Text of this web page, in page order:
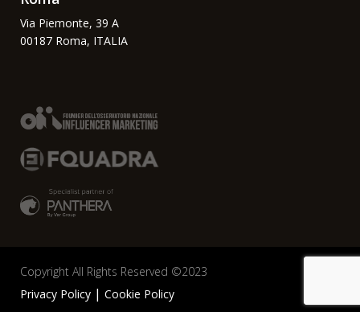
Via Piemonte, 39 A
00187 Roma, ITALIA
Copyright All Rights Reserved ©2023
Privacy Policy
Cookie Policy